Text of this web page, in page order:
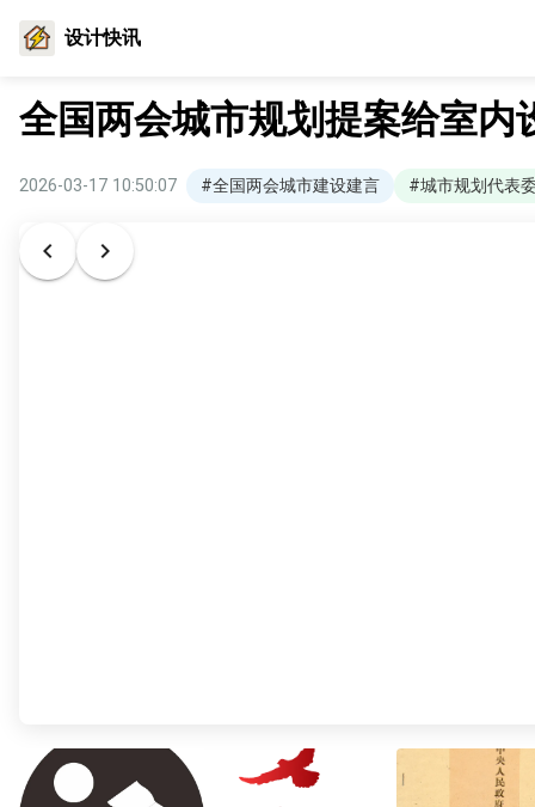
设计快讯
全国两会城市规划提案给室内
2026-03-17 10:50:07 #全国两会城市建设建言 #城市规划代表